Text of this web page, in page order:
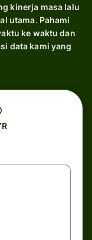
kinerja masa lalu
utama. Pahami
ke waktu dan
data kami yang